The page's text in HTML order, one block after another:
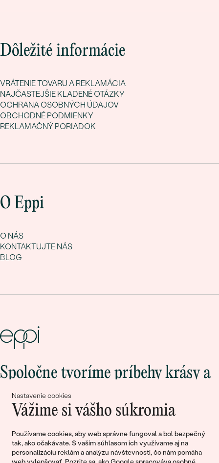
Nastavenie cookies
Vážime si vášho súkromia
Používame cookies, aby web správne fungoval a bol bezpečný
tak, ako očakávate. S vaším súhlasom ich využívame aj na
personalizáciu reklám a analýzu návštevnosti, čo nám pomáha
Dôležité informácie
VRÁTENIE TOVARU A REKLAMÁCIA
NAJČASTEJŠIE KLADENÉ OTÁZKY
OCHRANA OSOBNÝCH ÚDAJOV
OBCHODNÉ PODMIENKY
REKLAMAČNÝ PORIADOK
O Eppi
O NÁS
KONTAKTUJTE NÁS
BLOG
Spoločne tvoríme príbehy krásy a
lásky
Pripojte sa k nám!